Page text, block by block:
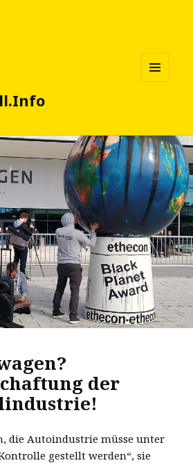
der
die Autoindustrie müsse unter
gestellt werden“, sie